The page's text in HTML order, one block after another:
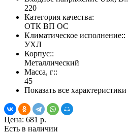
220
Категория качества:
ОТК ВП ОС
Климатическое исполнение::
УХЛ
Корпус::
Металлический
Масса, г::
45
Показать все характеристики
Цена: 681 р.
Есть в наличии